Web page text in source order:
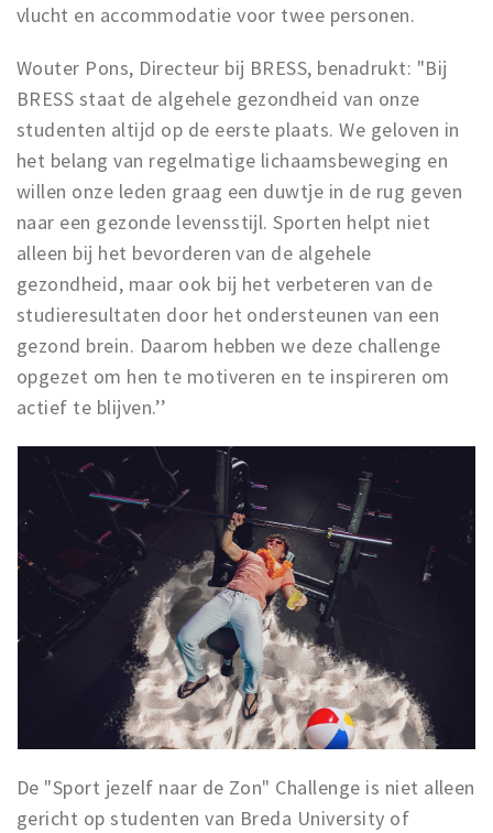
Sign in
vlucht en accommodatie voor twee personen.
Wouter Pons, Directeur bij BRESS, benadrukt: "Bij
BRESS staat de algehele gezondheid van onze
studenten altijd op de eerste plaats. We geloven in
het belang van regelmatige lichaamsbeweging en
willen onze leden graag een duwtje in de rug geven
naar een gezonde levensstijl. Sporten helpt niet
alleen bij het bevorderen van de algehele
gezondheid, maar ook bij het verbeteren van de
studieresultaten door het ondersteunen van een
gezond brein. Daarom hebben we deze challenge
opgezet om hen te motiveren en te inspireren om
actief te blijven.’’
De "Sport jezelf naar de Zon" Challenge is niet alleen
gericht op studenten van Breda University of